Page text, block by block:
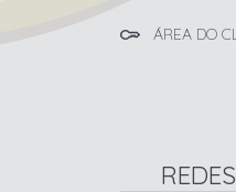
ÁREA DO